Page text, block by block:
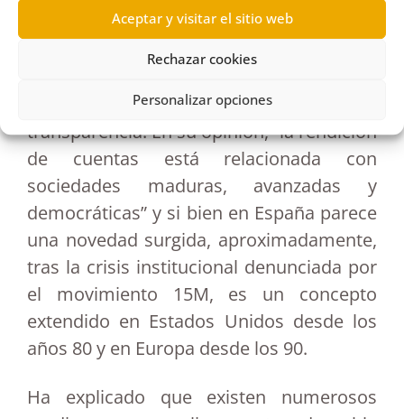
Aceptar y visitar el sitio web
Rechazar cookies
Personalizar opciones
de la Conferencia de Consejos Sociales de
las Universidades Españolas, quien
necesidad de dar un paso más allá de la
transparencia. En su opinión, “la rendición
de cuentas está relacionada con
sociedades maduras, avanzadas y
democráticas” y si bien en España parece
una novedad surgida, aproximadamente,
tras la crisis institucional denunciada por
el movimiento 15M, es un concepto
extendido en Estados Unidos desde los
años 80 y en Europa desde los 90.
Ha explicado que existen numerosos